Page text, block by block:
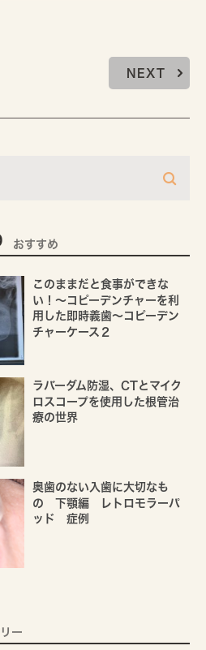
NEXT
おすすめ
このままだと食事ができな
い！～コピーデンチャーを利
用した即時義歯～コピーデン
チャーケース２
ラバーダム防湿、CTとマイク
ロスコープを使用した根管治
療の世界
奥歯のない入歯に大切なも
の 下顎編 レトロモラーパ
ッド 症例
ー